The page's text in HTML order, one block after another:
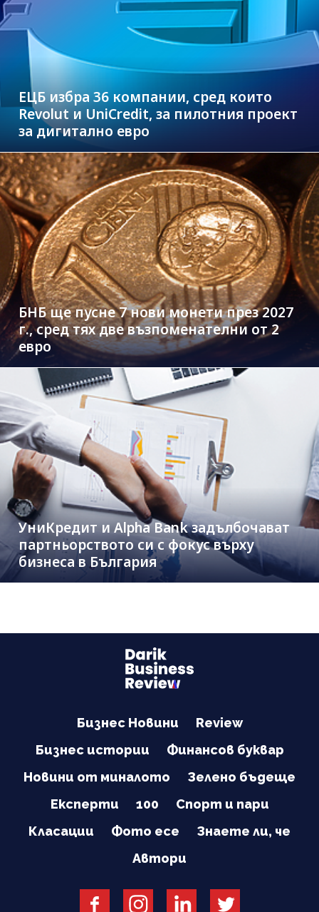
ЕЦБ избра 36 компании, сред които
Revolut и UniCredit, за пилотния проект
за дигитално евро
БНБ ще пусне 7 нови монети през 2027
г., сред тях две възпоменателни от 2
евро
УниКредит и Alpha Bank задълбочават
партньорството си с фокус върху
бизнеса в България
Бизнес Новини
Review
Бизнес истории
Финансов буквар
Новини от миналото
Зелено бъдеще
Експерти
100
Спорт и пари
Класации
Фото есе
Знаете ли, че
Автори